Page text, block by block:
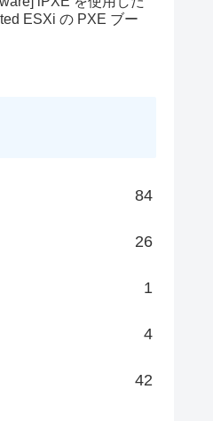
ESXi の PXE ブー
84
26
1
4
42